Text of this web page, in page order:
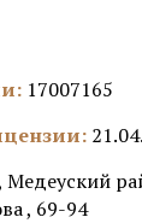
17007165
Медеуский
, 69-94